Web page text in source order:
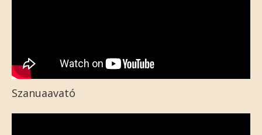
Szanuaavató